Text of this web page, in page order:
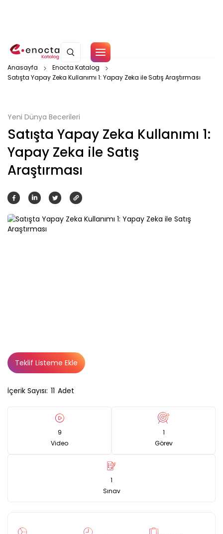
Çerez Politikamız
Anasayfa
Enocta Katalog
Satışta Yapay Zeka Kullanımı 1: Yapay Zeka ile Satış Araştırması
Yeni Dünya Becerileri
Satışta Yapay Zeka Kullanımı 1:
Yapay Zeka ile Satış
Araştırması
İçerik Sayısı: 11 Adet
9
Video
1
Görev
1
Sınav
Teklif Listeme Ekle